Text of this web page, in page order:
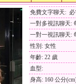
免費文字聊天:
一對多視訊聊天:
一對一視訊聊天:
性別: 女性
年齡: 22 歲
血型:
身高: 160 公分